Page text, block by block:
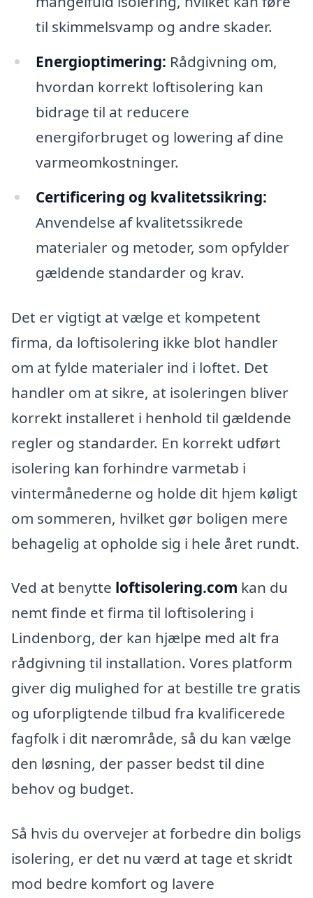
til skimmelsvamp og andre skader.
Energioptimering: Rådgivning om,
hvordan korrekt loftisolering kan
bidrage til at reducere
energiforbruget og lowering af dine
varmeomkostninger.
Certificering og kvalitetssikring:
Anvendelse af kvalitetssikrede
materialer og metoder, som opfylder
gældende standarder og krav.
Det er vigtigt at vælge et kompetent
firma, da loftisolering ikke blot handler
om at fylde materialer ind i loftet. Det
handler om at sikre, at isoleringen bliver
korrekt installeret i henhold til gældende
regler og standarder. En korrekt udført
isolering kan forhindre varmetab i
vintermånederne og holde dit hjem køligt
om sommeren, hvilket gør boligen mere
behagelig at opholde sig i hele året rundt.
Ved at benytte loftisolering.com kan du
nemt finde et firma til loftisolering i
Lindenborg, der kan hjælpe med alt fra
rådgivning til installation. Vores platform
giver dig mulighed for at bestille tre gratis
og uforpligtende tilbud fra kvalificerede
fagfolk i dit nærområde, så du kan vælge
den løsning, der passer bedst til dine
behov og budget.
Så hvis du overvejer at forbedre din boligs
isolering, er det nu værd at tage et skridt
mod bedre komfort og lavere